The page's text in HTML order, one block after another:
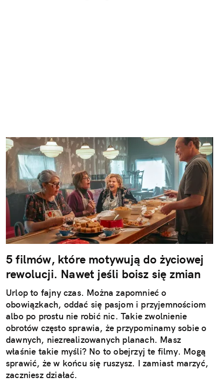
5 filmów, które motywują do życiowej
rewolucji. Nawet jeśli boisz się zmian
Urlop to fajny czas. Można zapomnieć o
obowiązkach, oddać się pasjom i przyjemnościom
albo po prostu nie robić nic. Takie zwolnienie
obrotów często sprawia, że przypominamy sobie o
dawnych, niezrealizowanych planach. Masz
właśnie takie myśli? No to obejrzyj te filmy. Mogą
sprawić, że w końcu się ruszysz. I zamiast marzyć,
zaczniesz działać.